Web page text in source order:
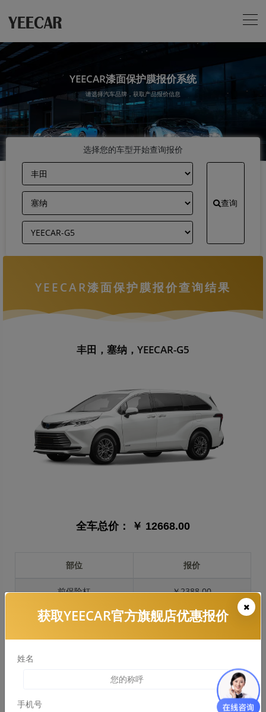
YEECAR漆面保护膜报价系统
请选择汽车品牌，获取产品报价信息
选择您的车型开始查询报价
查询
YEECAR漆面保护膜报价查询结果
丰田，塞纳，YEECAR-G5
全车总价： ￥ 12668.00
部位 报价
前保险杠 ￥2388.00
引擎盖 ￥2635.00
左右两侧前叶子板 ￥1996.00
获取YEECAR官方旗舰店优惠报价
姓名
手机号